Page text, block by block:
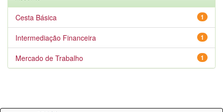
1
Cesta Básica
1
Intermediação Financeira
1
Mercado de Trabalho